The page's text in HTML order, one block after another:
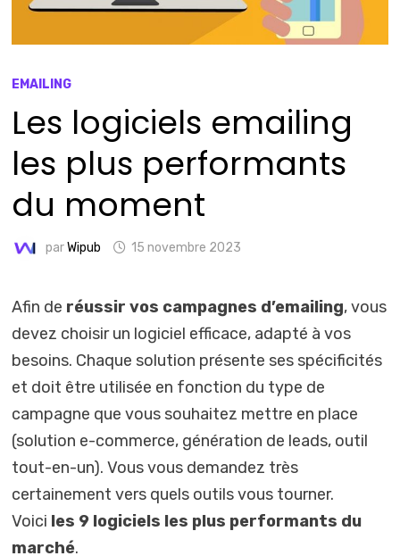
EMAILING
Les logiciels emailing
les plus performants
du moment
parWipub 15 novembre 2023
Afin de réussir vos campagnes d’emailing, vous
devez choisir un logiciel efficace, adapté à vos
besoins. Chaque solution présente ses spécificités
et doit être utilisée en fonction du type de
campagne que vous souhaitez mettre en place
(solution e-commerce, génération de leads, outil
tout-en-un). Vous vous demandez très
certainement vers quels outils vous tourner.
Voici les 9 logiciels les plus performants du
marché.